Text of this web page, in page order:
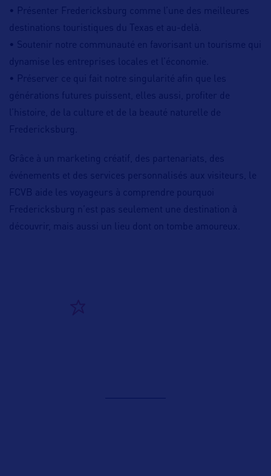
• Présenter Fredericksburg comme l’une des meilleures
destinations touristiques du Texas et au-delà.
• Soutenir notre communauté en favorisant un tourisme qui
dynamise les entreprises locales et l’économie.
• Préserver ce qui fait notre singularité afin que les
générations futures puissent, elles aussi, profiter de
l’histoire, de la culture et de la beauté naturelle de
Fredericksburg.
Grâce à un marketing créatif, des partenariats, des
événements et des services personnalisés aux visiteurs, le
FCVB aide les voyageurs à comprendre pourquoi
Fredericksburg n’est pas seulement une destination à
découvrir, mais aussi un lieu dont on tombe amoureux.